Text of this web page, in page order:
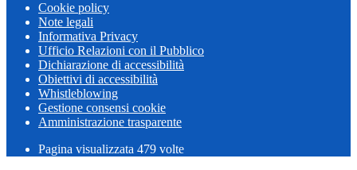
Cookie policy
Note legali
Informativa Privacy
Ufficio Relazioni con il Pubblico
Dichiarazione di accessibilità
Obiettivi di accessibilità
Whistleblowing
Gestione consensi cookie
Amministrazione trasparente
Pagina visualizzata 479 volte